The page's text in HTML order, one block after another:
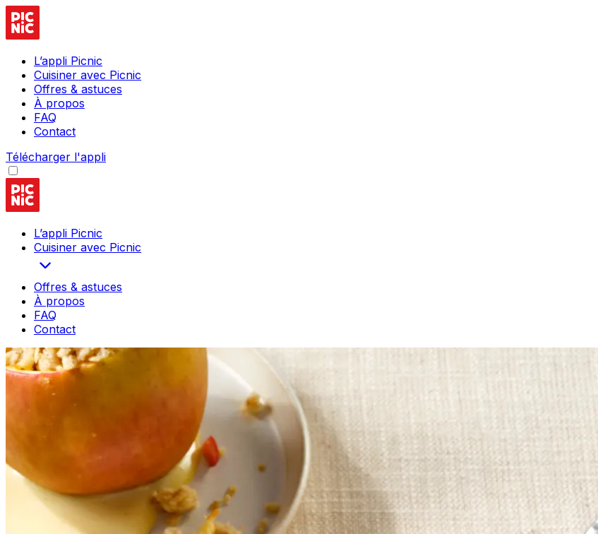
L’appli Picnic
Cuisiner avec Picnic
Offres & astuces
À propos
FAQ
Contact
Télécharger l'appli
L’appli Picnic
Cuisiner avec Picnic
Offres & astuces
À propos
FAQ
Contact